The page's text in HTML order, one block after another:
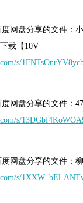
度网盘分享的文件：
载【10V
s/
网盘分享的文件：
s/
度网盘分享的文件：
s/1XXW_bEl-